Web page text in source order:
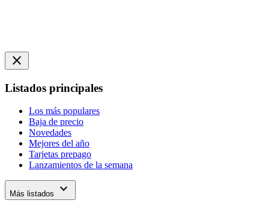
close
Listados principales
Los más populares
Baja de precio
Novedades
Mejores del año
Tarjetas prepago
Lanzamientos de la semana
Más listados expand_more